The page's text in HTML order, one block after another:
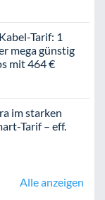
Tarif: 1
mega günstig
mit 464 €
im starken
Tarif – eff.
Alle anzeigen